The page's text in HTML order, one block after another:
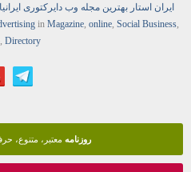
ایران استار بهترین مجله وب دایرکتوری
in Magazine, online, Social Business,
Directory
روزنامه معتبر، متنوع،